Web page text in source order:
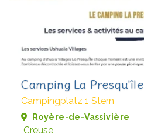
Camping La Presqu'île
Campingplatz 1 Stern
Royère-de-Vassivière
Creuse